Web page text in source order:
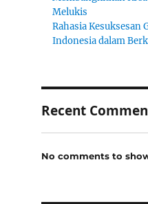
Melukis
Rahasia Kesuksesan
Indonesia dalam
Recent
No comments to